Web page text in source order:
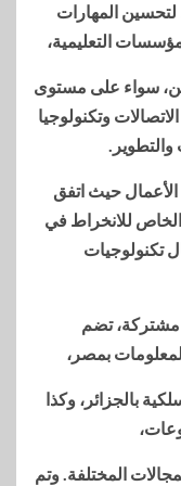
لتحسين المهارات
التعليمية،
سواء على مستوى
وتكنولوجيا
حيث اتفق
للانخراط في
تكنولوجيات
مشتركة، تضم
بمصر،
بالجزائر، وكذا
المختلفة. وتم